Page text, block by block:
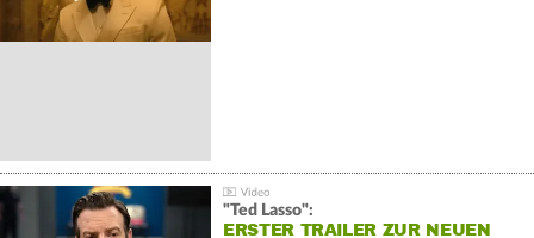
"Ted Lasso":
ERSTER TRAILER ZUR NEUEN